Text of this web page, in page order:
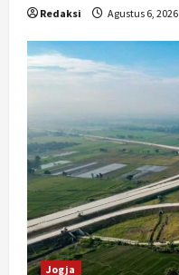
Redaksi Agustus 6, 2026
Jogja